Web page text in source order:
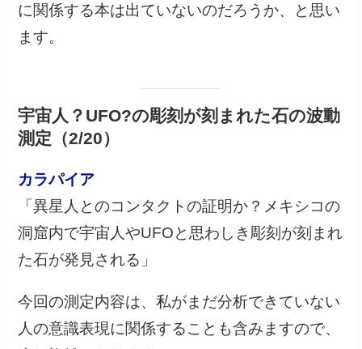
に関係する本は出ていないのだろうか、と思い
ます。
宇宙人？UFO?の彫刻が刻まれた石の波動
測定（2/20）
カラパイア
「異星人とのコンタクトの証明か？メキシコの
洞窟内で宇宙人やUFOと思わしき彫刻が刻まれ
た石が発見される」
今回の測定内容は、私がまだ分析できていない
人の意識表現に関係することも含みますので、